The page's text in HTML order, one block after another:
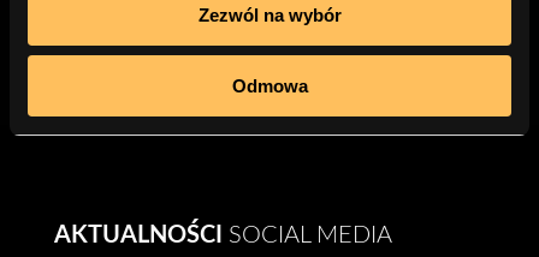
Zezwól na wybór
Odmowa
AKTUALNOŚCI SOCIAL MEDIA